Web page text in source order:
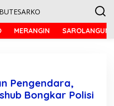
MERANGIN SAROLANGUN
Pengendara,
Bongkar Polisi